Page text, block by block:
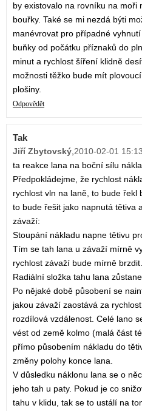
by existovalo na rovníku na moři
bouřky. Také se mi nezdá býti
manévrovat pro případné
buňky od počátku příznaků do
minut a rychlost šíření klidně
možnosti těžko bude mít
plošiny.
Odpovědět
Tak
Jiří Zbytovský,2010-02-01
ta reakce lana na boční sílu
Předpokládejme, že rychlost
rychlost vln na laně, to bude řekl
to bude řešit jako napnutá tětiva
závaží:
Stoupání nákladu napne tětivu
Tím se tah lana u závaží mírně
rychlost závaží bude mírně brzdit.
Radiální složka tahu lana
Po nějaké době působení se
jakou závaží zaostává za
rozdílová vzdálenost. Celé lano
vést od země kolmo (malá část
přímo působením nákladu do
změny polohy konce lana.
V důsledku náklonu lana se o
jeho tah u paty. Pokud je co
tahu v klidu, tak se to ustálí na